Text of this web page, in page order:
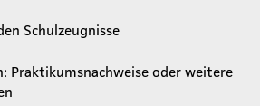
Schulzeugnisse
Praktikumsnachweise oder weitere